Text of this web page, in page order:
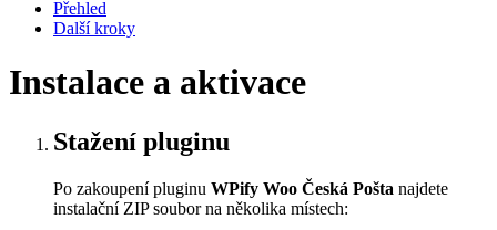
Přehled
Další kroky
Instalace a aktivace
Stažení pluginu
Po zakoupení pluginu WPify Woo Česká Pošta najdete
instalační ZIP soubor na několika místech: